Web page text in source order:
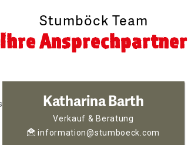
Stumböck Team
Ihre Ansprechpartner
Katharina Barth
Verkauf & Beratung
information@stumboeck.com